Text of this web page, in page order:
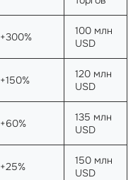
+300%
100 млн
USD
+150%
120 млн
USD
+60%
135 млн
USD
+25%
150 млн
USD